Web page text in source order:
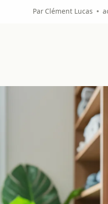
Par Clément Lucas